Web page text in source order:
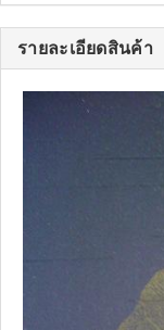
รายละเอียดสินค้า